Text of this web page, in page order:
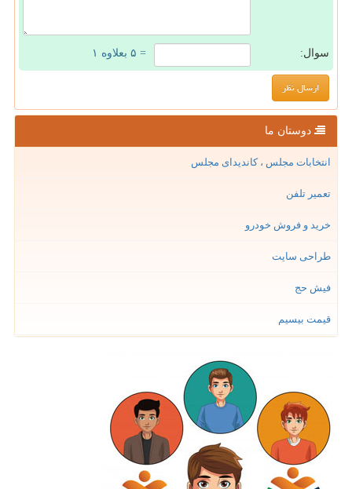
سوال: = ۵ بعلاوه ۱
دوستان ما
انتخابات مجلس ، کاندیدای مجلس
تعمیر تلفن
خرید و فروش خودرو
طراحی سایت
فیش حج
قیمت بیسیم